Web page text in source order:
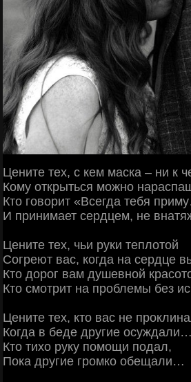
Цените тех, с кем маска – ни к
Кому открыться можно
Кто говорит «Всегда тебя
И принимает сердцем, не
Цените тех, чьи руки теплотой
Согреют вас, когда на сердце
Кто дорог вам душевной
Кто смотрит на проблемы без
Цените тех, кто вас не
Когда в беде другие осуждали…
Кто тихо руку помощи подал,
Пока другие громко обещали…